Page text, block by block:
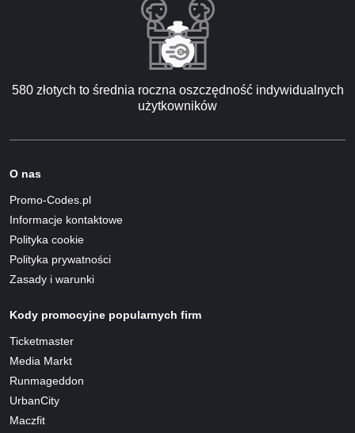
580 złotych to średnia roczna oszczędność indywidualnych
użytkowników
O nas
Promo-Codes.pl
Informacje kontaktowe
Polityka cookie
Polityka prywatności
Zasady i warunki
Kody promocyjne popularnych firm
Ticketmaster
Media Markt
Runmageddon
UrbanCity
Maczfit